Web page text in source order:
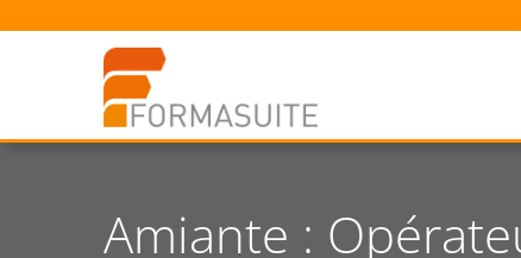
Amiante :